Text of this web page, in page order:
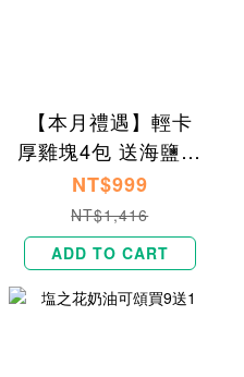
【本月禮遇】輕卡
厚雞塊4包 送海鹽焦
糖貝果1入
NT$999
NT$1,416
ADD TO CART